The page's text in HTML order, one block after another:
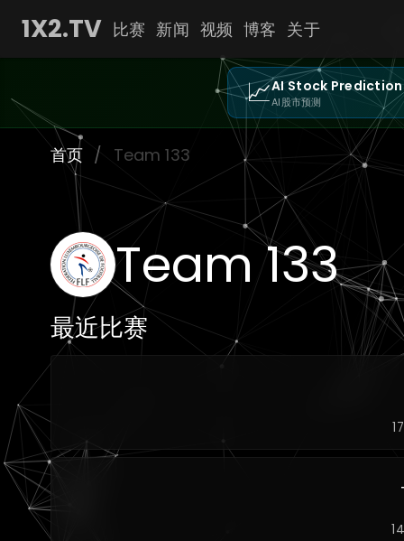
1X2.TV 比赛 新闻 视频 博客 关于
📈AI Stock
AI股市预测
首页 / Team 133
Team 133
最近比赛